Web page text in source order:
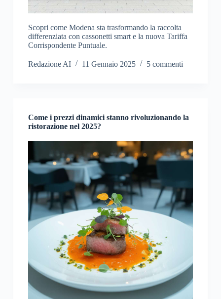
Scopri come Modena sta trasformando la raccolta
differenziata con cassonetti smart e la nuova Tariffa
Corrispondente Puntuale.
Redazione AI 11 Gennaio 2025 5 commenti
Come i prezzi dinamici stanno rivoluzionando la
ristorazione nel 2025?